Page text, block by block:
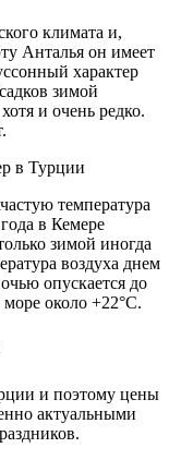
климата и,
Анталья он имеет
характер
зимой
и очень редко.
температура
в Кемере
зимой иногда
воздуха днем
опускается до
около +22°C.
и поэтому цены
актуальными